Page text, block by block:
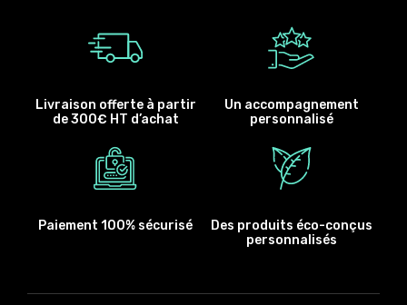
Livraison offerte à partir
de 300€ HT d’achat
Un accompagnement
personnalisé
Paiement 100% sécurisé
Des produits éco-conçus
personnalisés